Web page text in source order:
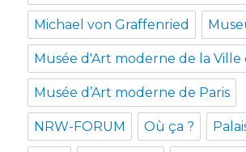
Michael von Graffenried
Musée d'Art moderne de la Ville
Musée d’Art moderne de Paris
NRW-FORUM Où ça ?